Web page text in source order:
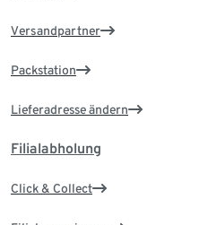
Versandpartner
Packstation
Lieferadresse ändern
Filialabholung
Click & Collect